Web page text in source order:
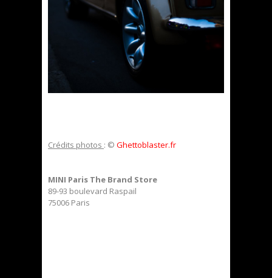
Crédits photos : © Ghettoblaster.fr
MINI Paris The Brand Store
89-93 boulevard Raspail
75006 Paris